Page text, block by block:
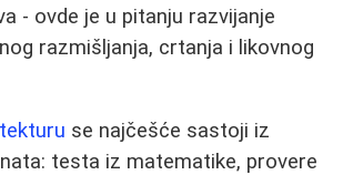
- ovde je u pitanju razvijanje
razmišljanja, crtanja i likovnog
se najčešće sastoji iz
testa iz matematike, provere